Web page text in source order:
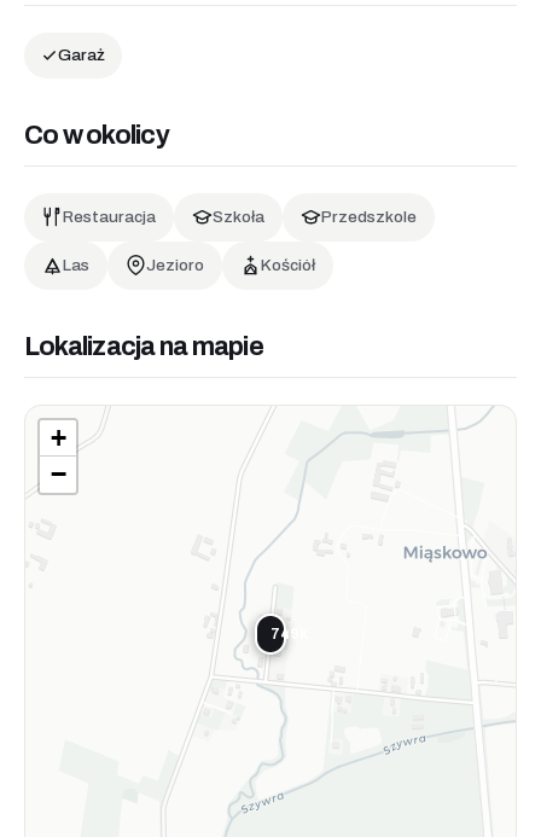
Garaż
Co w okolicy
Restauracja Szkoła Przedszkole
Las Jezioro Kościół
Lokalizacja na mapie
749k
+
−